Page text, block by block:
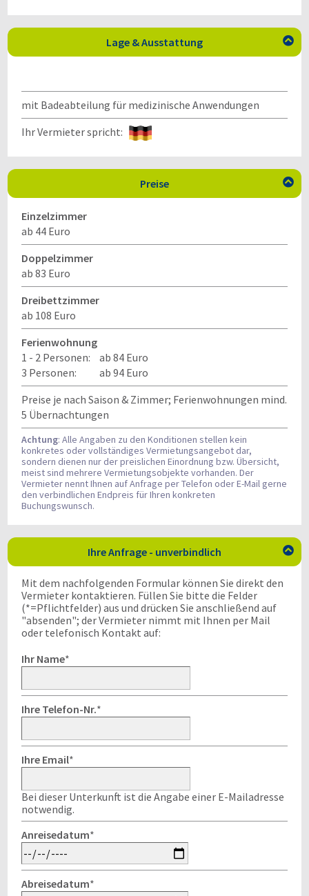
Lage & Ausstattung 
mit Badeabteilung für medizinische Anwendungen
Ihr Vermieter spricht:
Preise 
Einzelzimmer
ab 44 Euro
Doppelzimmer
ab 83 Euro
Dreibettzimmer
ab 108 Euro
Ferienwohnung
1 - 2 Personen:
ab 84 Euro
3 Personen:
ab 94 Euro
Preise je nach Saison & Zimmer; Ferienwohnungen mind.
5 Übernachtungen
Achtung: Alle Angaben zu den Konditionen stellen kein
konkretes oder vollständiges Vermietungsangebot dar,
sondern dienen nur der preislichen Einordnung bzw. Übersicht,
meist sind mehrere Vermietungsobjekte vorhanden. Der
Vermieter nennt Ihnen auf Anfrage per Telefon oder E-Mail gerne
den verbindlichen Endpreis für Ihren konkreten
Buchungswunsch.
Ihre Anfrage - unverbindlich 
Mit dem nachfolgenden Formular können Sie direkt den
Vermieter kontaktieren. Füllen Sie bitte die Felder
(*=Pflichtfelder) aus und drücken Sie anschließend auf
"absenden"; der Vermieter nimmt mit Ihnen per Mail
oder telefonisch Kontakt auf:
Ihr Name*
Ihre Telefon-Nr.*
Ihre Email*
Bei dieser Unterkunft ist die Angabe einer E-Mailadresse
notwendig.
Anreisedatum*
Abreisedatum*